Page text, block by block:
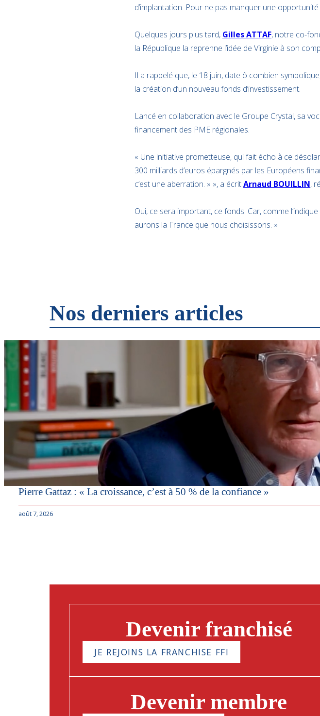
d’implantation. Pour ne pas manquer une
Quelques jours plus tard, Gilles ATTAF, notre co-
la République la reprenne l’idée de Virginie à son
Il a rappelé que, le 18 juin, date ô combien
la création d’un nouveau fonds d’investissement.
Lancé en collaboration avec le Groupe Crystal, sa
financement des PME régionales.
« Une initiative prometteuse, qui fait écho à ce
300 milliards d’euros épargnés par les Européens
c’est une aberration. » », a écritArnaud BOUILLIN,
Oui, ce sera important, ce fonds. Car, comme
aurons la France que nous choisissons. »
Nos derniers articles
Pierre Gattaz : « La croissance, c’est à 50 % de la confiance »
août 7, 2026
Devenir franchisé
JE REJOINS LA FRANCHISE FFI
Devenir membre